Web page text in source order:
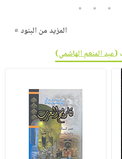
3
4
5
المزيد من البنود »
(عبد المنعم الهاشمي)